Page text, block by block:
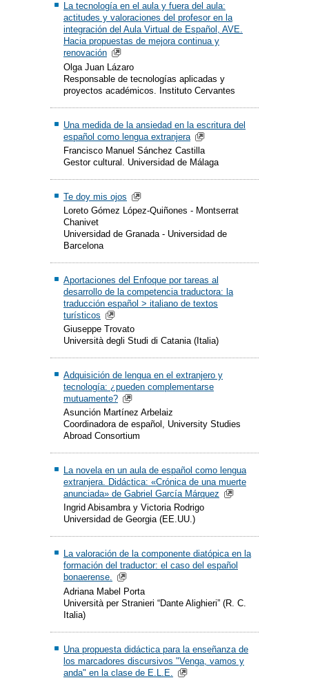
La tecnología en el aula y fuera del aula:
actitudes y valoraciones del profesor en la
integración del Aula Virtual de Español, AVE.
Hacia propuestas de mejora continua y
renovación
Olga Juan Lázaro
Responsable de tecnologías aplicadas y
proyectos académicos. Instituto Cervantes
Una medida de la ansiedad en la escritura del
español como lengua extranjera
Francisco Manuel Sánchez Castilla
Gestor cultural. Universidad de Málaga
Te doy mis ojos
Loreto Gómez López-Quiñones - Montserrat
Chanivet
Universidad de Granada - Universidad de
Barcelona
Aportaciones del Enfoque por tareas al
desarrollo de la competencia traductora: la
traducción español > italiano de textos
turísticos
Giuseppe Trovato
Università degli Studi di Catania (Italia)
Adquisición de lengua en el extranjero y
tecnología: ¿pueden complementarse
mutuamente?
Asunción Martínez Arbelaiz
Coordinadora de español, University Studies
Abroad Consortium
La novela en un aula de español como lengua
extranjera. Didáctica: «Crónica de una muerte
anunciada» de Gabriel García Márquez
Ingrid Abisambra y Victoria Rodrigo
Universidad de Georgia (EE.UU.)
La valoración de la componente diatópica en la
formación del traductor: el caso del español
bonaerense.
Adriana Mabel Porta
Università per Stranieri “Dante Alighieri” (R. C.
Italia)
Una propuesta didáctica para la enseñanza de
los marcadores discursivos "Venga, vamos y
anda" en la clase de E.L.E.